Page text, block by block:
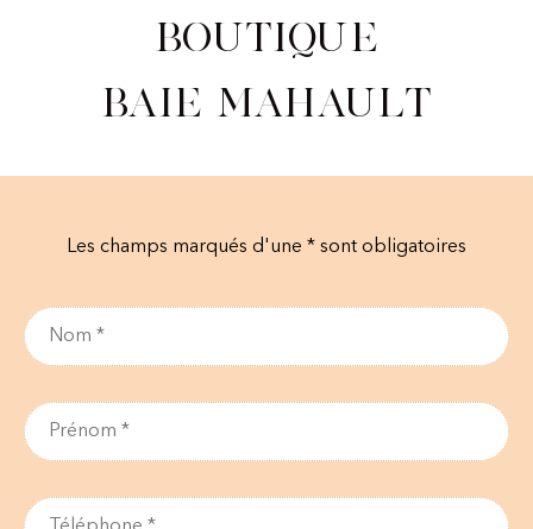
Boutique
Baie Mahault
Les champs marqués d'une * sont obligatoires